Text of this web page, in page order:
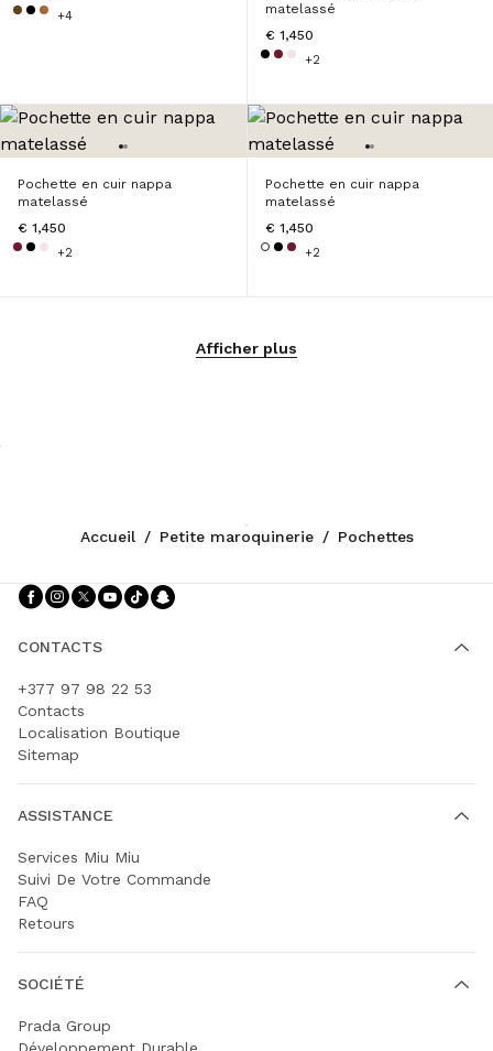
+4
matelassé
€ 1,450
+2
Pochette en cuir nappa
matelassé
€ 1,450
+2
Pochette en cuir nappa
matelassé
€ 1,450
+2
Afficher plus
Accueil / Petite maroquinerie / Pochettes
Suivez-nous facebook
Suivez-nous instagram
Suivez-nous twitter
Suivez-nous youtube
Suivez-nous tiktok
CONTACTS
+377 97 98 22 53
Contacts
Localisation Boutique
Sitemap
ASSISTANCE
Services Miu Miu
Suivi De Votre Commande
FAQ
Retours
SOCIÉTÉ
Prada Group